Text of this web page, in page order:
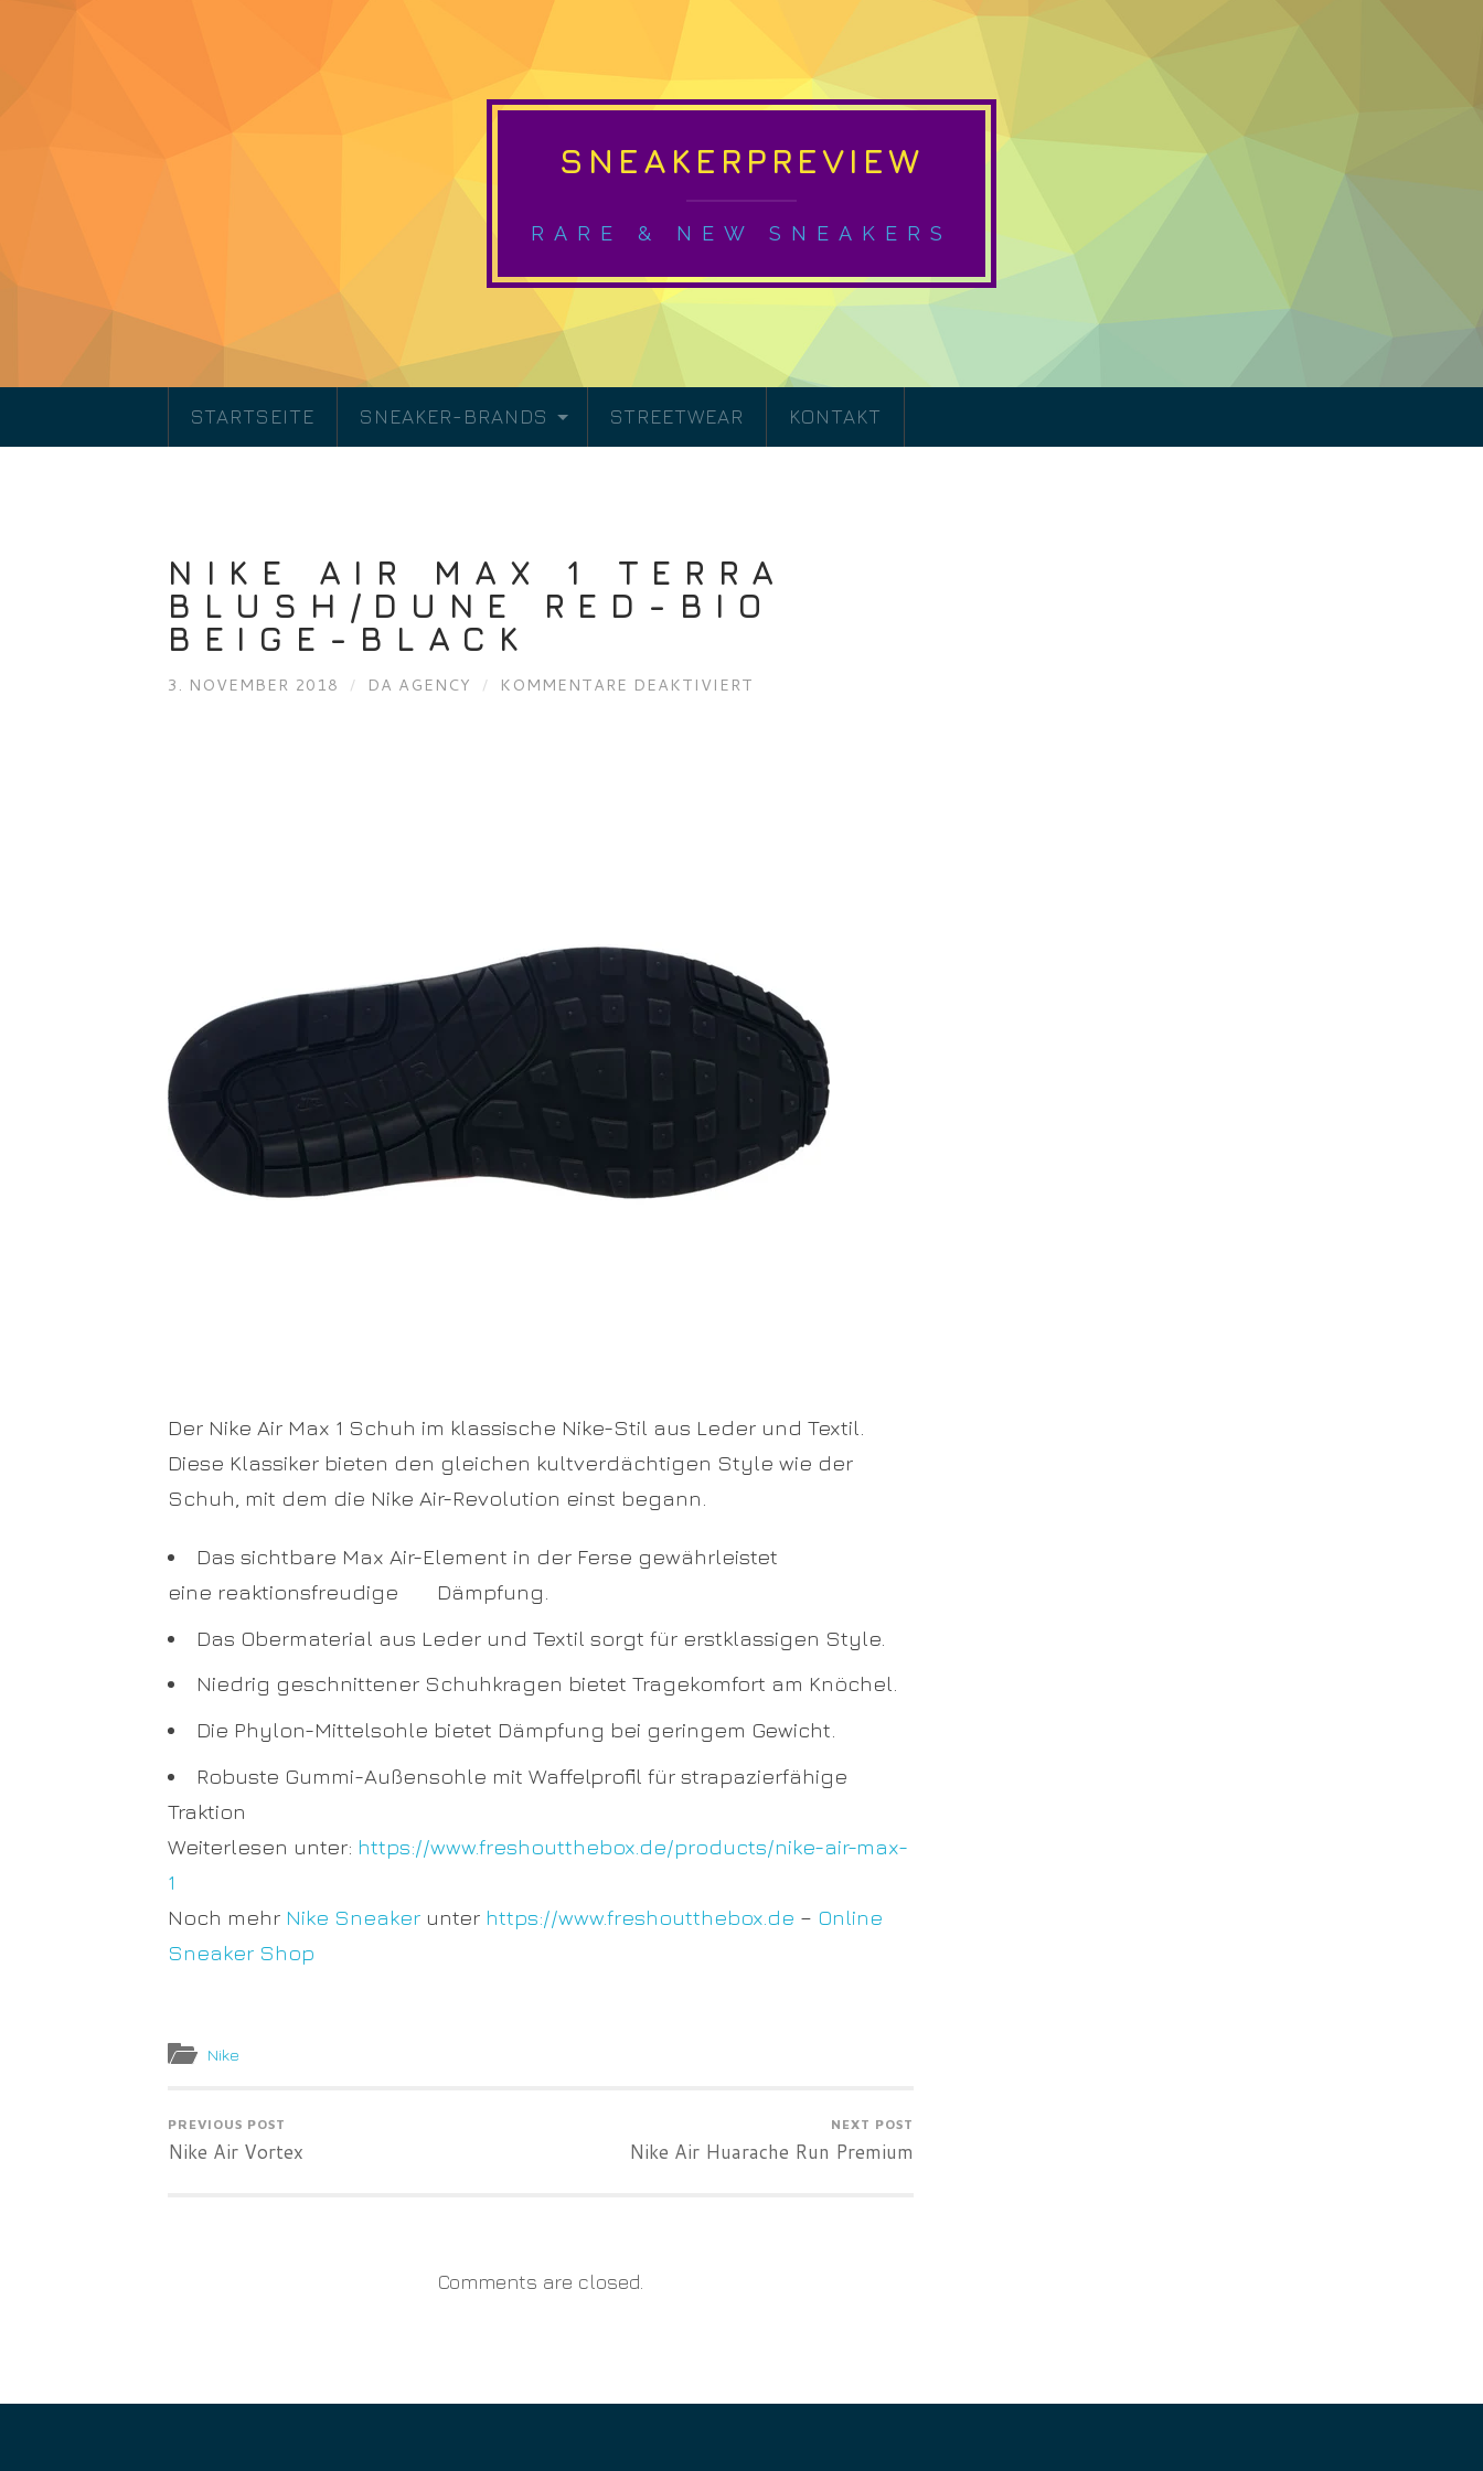
SNEAKERPREVIEW
RARE & NEW SNEAKERS
STARTSEITE SNEAKER-BRANDS STREETWEAR KONTAKT
NIKE AIR MAX 1 TERRA
BLUSH/DUNE RED-BIO
BEIGE-BLACK
3. NOVEMBER 2018 / DA AGENCY / KOMMENTARE DEAKTIVIERT
Der Nike Air Max 1 Schuh im klassische Nike-Stil aus Leder und Textil.
Diese Klassiker bieten den gleichen kultverdächtigen Style wie der
Schuh, mit dem die Nike Air-Revolution einst begann.
Das sichtbare Max Air-Element in der Ferse gewährleistet
eine reaktionsfreudige Dämpfung.
Das Obermaterial aus Leder und Textil sorgt für erstklassigen Style.
Niedrig geschnittener Schuhkragen bietet Tragekomfort am Knöchel.
Die Phylon-Mittelsohle bietet Dämpfung bei geringem Gewicht.
Robuste Gummi-Außensohle mit Waffelprofil für strapazierfähige
Traktion
Weiterlesen unter: https://www.freshoutthebox.de/products/nike-air-max-
1
Noch mehr Nike Sneaker unter https://www.freshoutthebox.de – Online
Sneaker Shop
Nike
PREVIOUS POST
Nike Air Vortex
NEXT POST
Nike Air Huarache Run Premium
Comments are closed.